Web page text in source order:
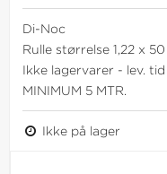
Di-Noc
Rulle størrelse 1,22 x
Ikke lagervarer - lev.
MINIMUM 5 MTR.
Ikke på lager